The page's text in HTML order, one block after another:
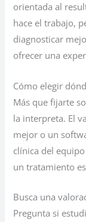
orientada al
hace el trabajo,
diagnosticar
ofrecer una
Cómo elegir
Más que fijarte
la interpreta. El
mejor o un
clínica del
un tratamiento
Busca una
Pregunta si